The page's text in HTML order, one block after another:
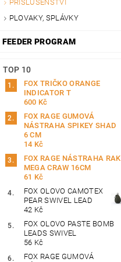
PŘÍSLUŠENSTVÍ
PLOVAKY, SPLÁVKY
FEEDER PROGRAM
TOP 10
FOX TRIČKO ORANGE
INDICATOR T
600 Kč
FOX RAGE GUMOVÁ
NÁSTRAHA SPIKEY SHAD
6 CM
14 Kč
FOX RAGE NÁSTRAHA RAK
MEGA CRAW 16CM
61 Kč
FOX OLOVO CAMOTEX
PEAR SWIVEL LEAD
42 Kč
FOX OLOVO PASTE BOMB
LEADS SWIVEL
56 Kč
FOX RAGE GUMOVÁ